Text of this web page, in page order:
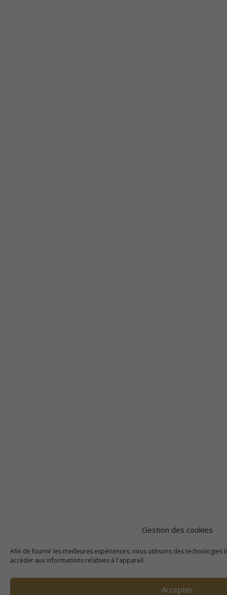
Gestion des cookies
Afin de fournir les meilleures expériences, nous utilisons des
accéder aux informations relatives à l'appareil.
Accepter